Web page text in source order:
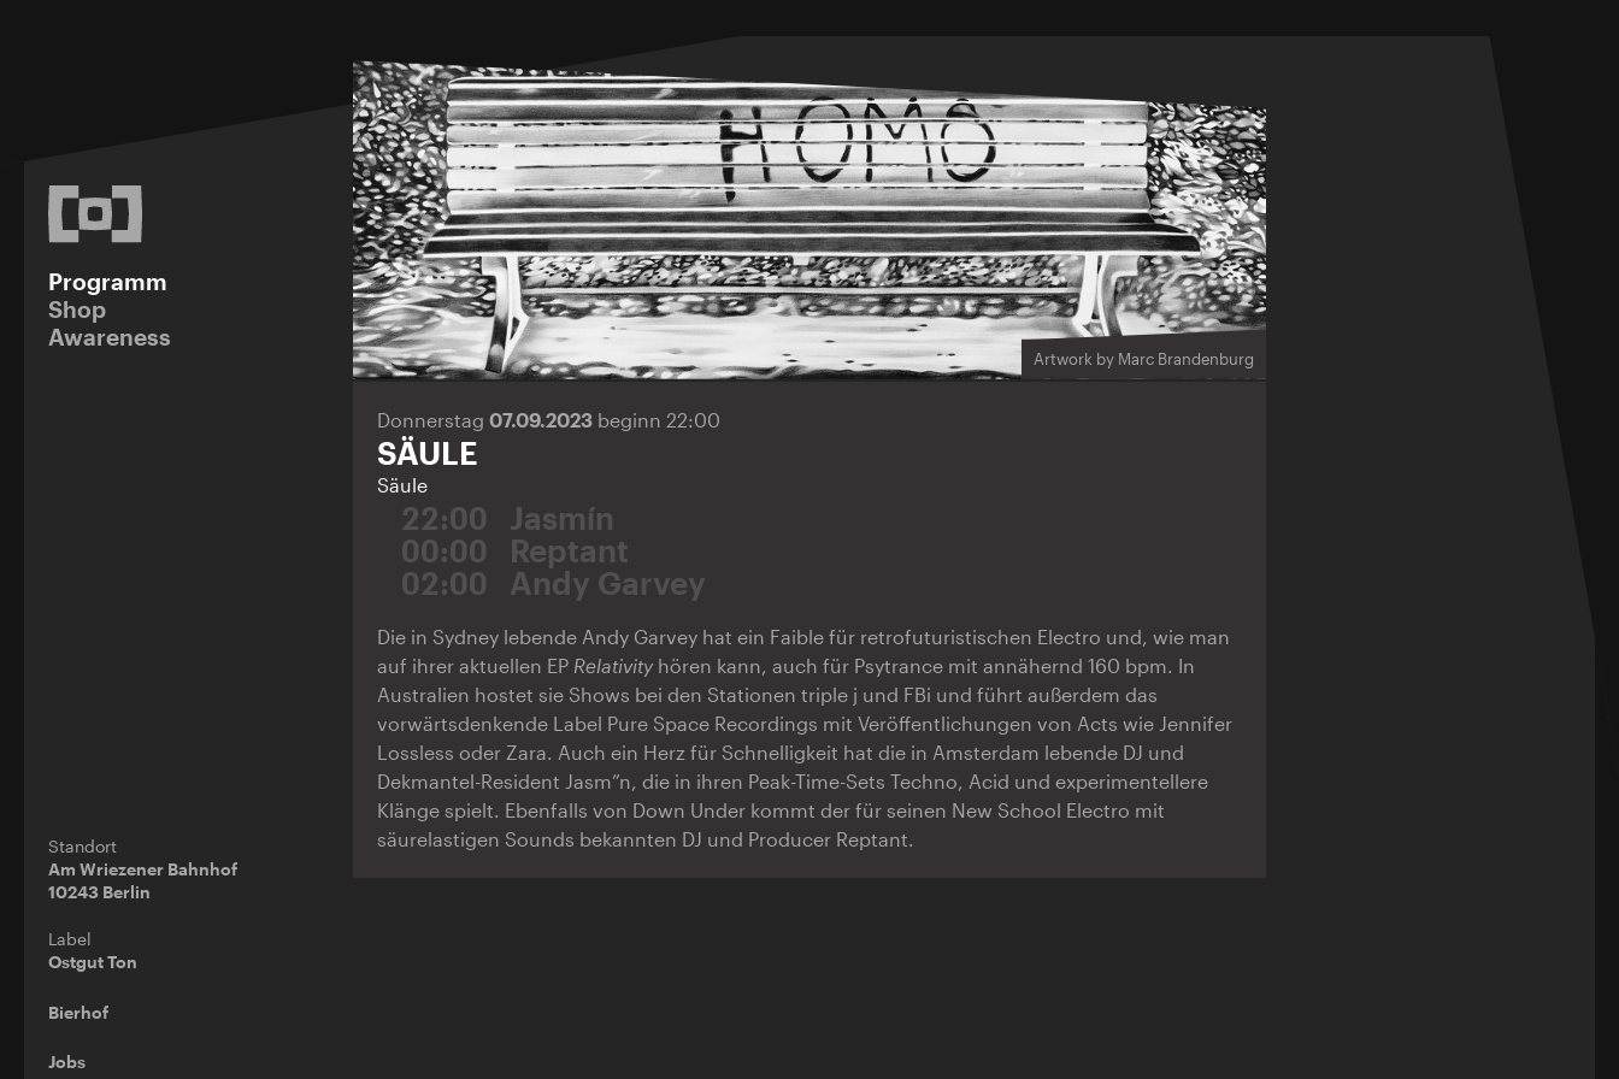
Programm
Shop
Awareness
Standort
Am Wriezener Bahnhof
10243 Berlin
Label
Ostgut Ton
Bierhof
Jobs
Artwork by Marc Brandenburg
Donnerstag 07.09.2023 beginn 22:00
SÄULE
Säule
22:00
Jasmín
00:00
Reptant
02:00
Andy Garvey
Die in Sydney lebende Andy Garvey hat ein Faible für retrofuturistischen Electro und, wie man
auf ihrer aktuellen EP Relativityhören kann, auch für Psytrance mit annähernd 160 bpm. In
Australien hostet sie Shows bei den Stationen triple j und FBi und führt außerdem das
vorwärtsdenkende Label Pure Space Recordings mit Veröffentlichungen von Acts wie Jennifer
Lossless oder Zara. Auch ein Herz für Schnelligkeit hat die in Amsterdam lebende DJ und
Dekmantel-Resident Jasm”n, die in ihren Peak-Time-Sets Techno, Acid und experimentellere
Klänge spielt. Ebenfalls von Down Under kommt der für seinen New School Electro mit
säurelastigen Sounds bekannten DJ und Producer Reptant.